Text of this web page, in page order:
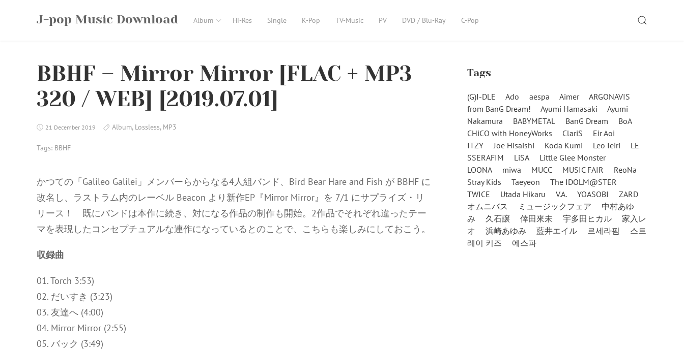
J-pop Music Download Album Hi-Res Single K-Pop TV-Music PV DVD / Blu-Ray C-Pop SEARCH
BBHF – Mirror Mirror [FLAC + MP3
320 / WEB] [2019.07.01]
21 December 2019 Album, Lossless, MP3
Tags: BBHF
かつての「Galileo Galilei」メンバーらからなる4人組バンド、Bird Bear Hare and Fish が BBHF に
改名し、ラストラム内のレーベル Beacon より新作EP『Mirror Mirror』を 7/1 にサプライズ・リ
リース！ 既にバンドは本作に続き、対になる作品の制作も開始。2作品でそれぞれ違ったテー
マを表現したコンセプチュアルな連作になっているとのことで、こちらも楽しみにしておこう。
収録曲
01. Torch 3:53)
02. だいすき (3:23)
03. 友達へ (4:00)
04. Mirror Mirror (2:55)
05. バック (3:49)
Tags
(G)I-DLE Ado aespa Aimer
ARGONAVIS
from BanG Dream!
Ayumi Hamasaki
Ayumi
Nakamura
BABYMETAL BanG Dream
BoA
CHiCO with HoneyWorks
ClariS
Eir Aoi
ITZY
Joe Hisaishi Koda Kumi Leo Ieiri
LE
SSERAFIM
LiSA
Little Glee Monster
LOONA
miwa MUCC MUSIC FAIR
ReoNa
Stray Kids
Taeyeon
The IDOLM@STER
TWICE
Utada Hikaru V.A. YOASOBI
ZARD
オムニバス
ミュージックフェア
中村あゆ
み
久石譲 倖田來未 宇多田ヒカル
家入レ
オ
浜崎あゆみ 藍井エイル 르세라핌
스트
레이 키즈
에스파